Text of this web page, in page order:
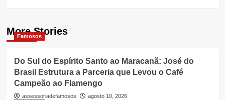
More Stories
Famosos
Do Sul do Espírito Santo ao Maracanã: José do
Brasil Estrutura a Parceria que Levou o Café
Campeão ao Flamengo
assessoriadefamosos
agosto 10, 2026